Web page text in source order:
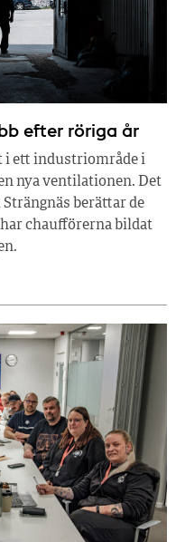
efter röriga år
i ett industriområde i
nya ventilationen. Det
berättar de
chaufförerna bildat